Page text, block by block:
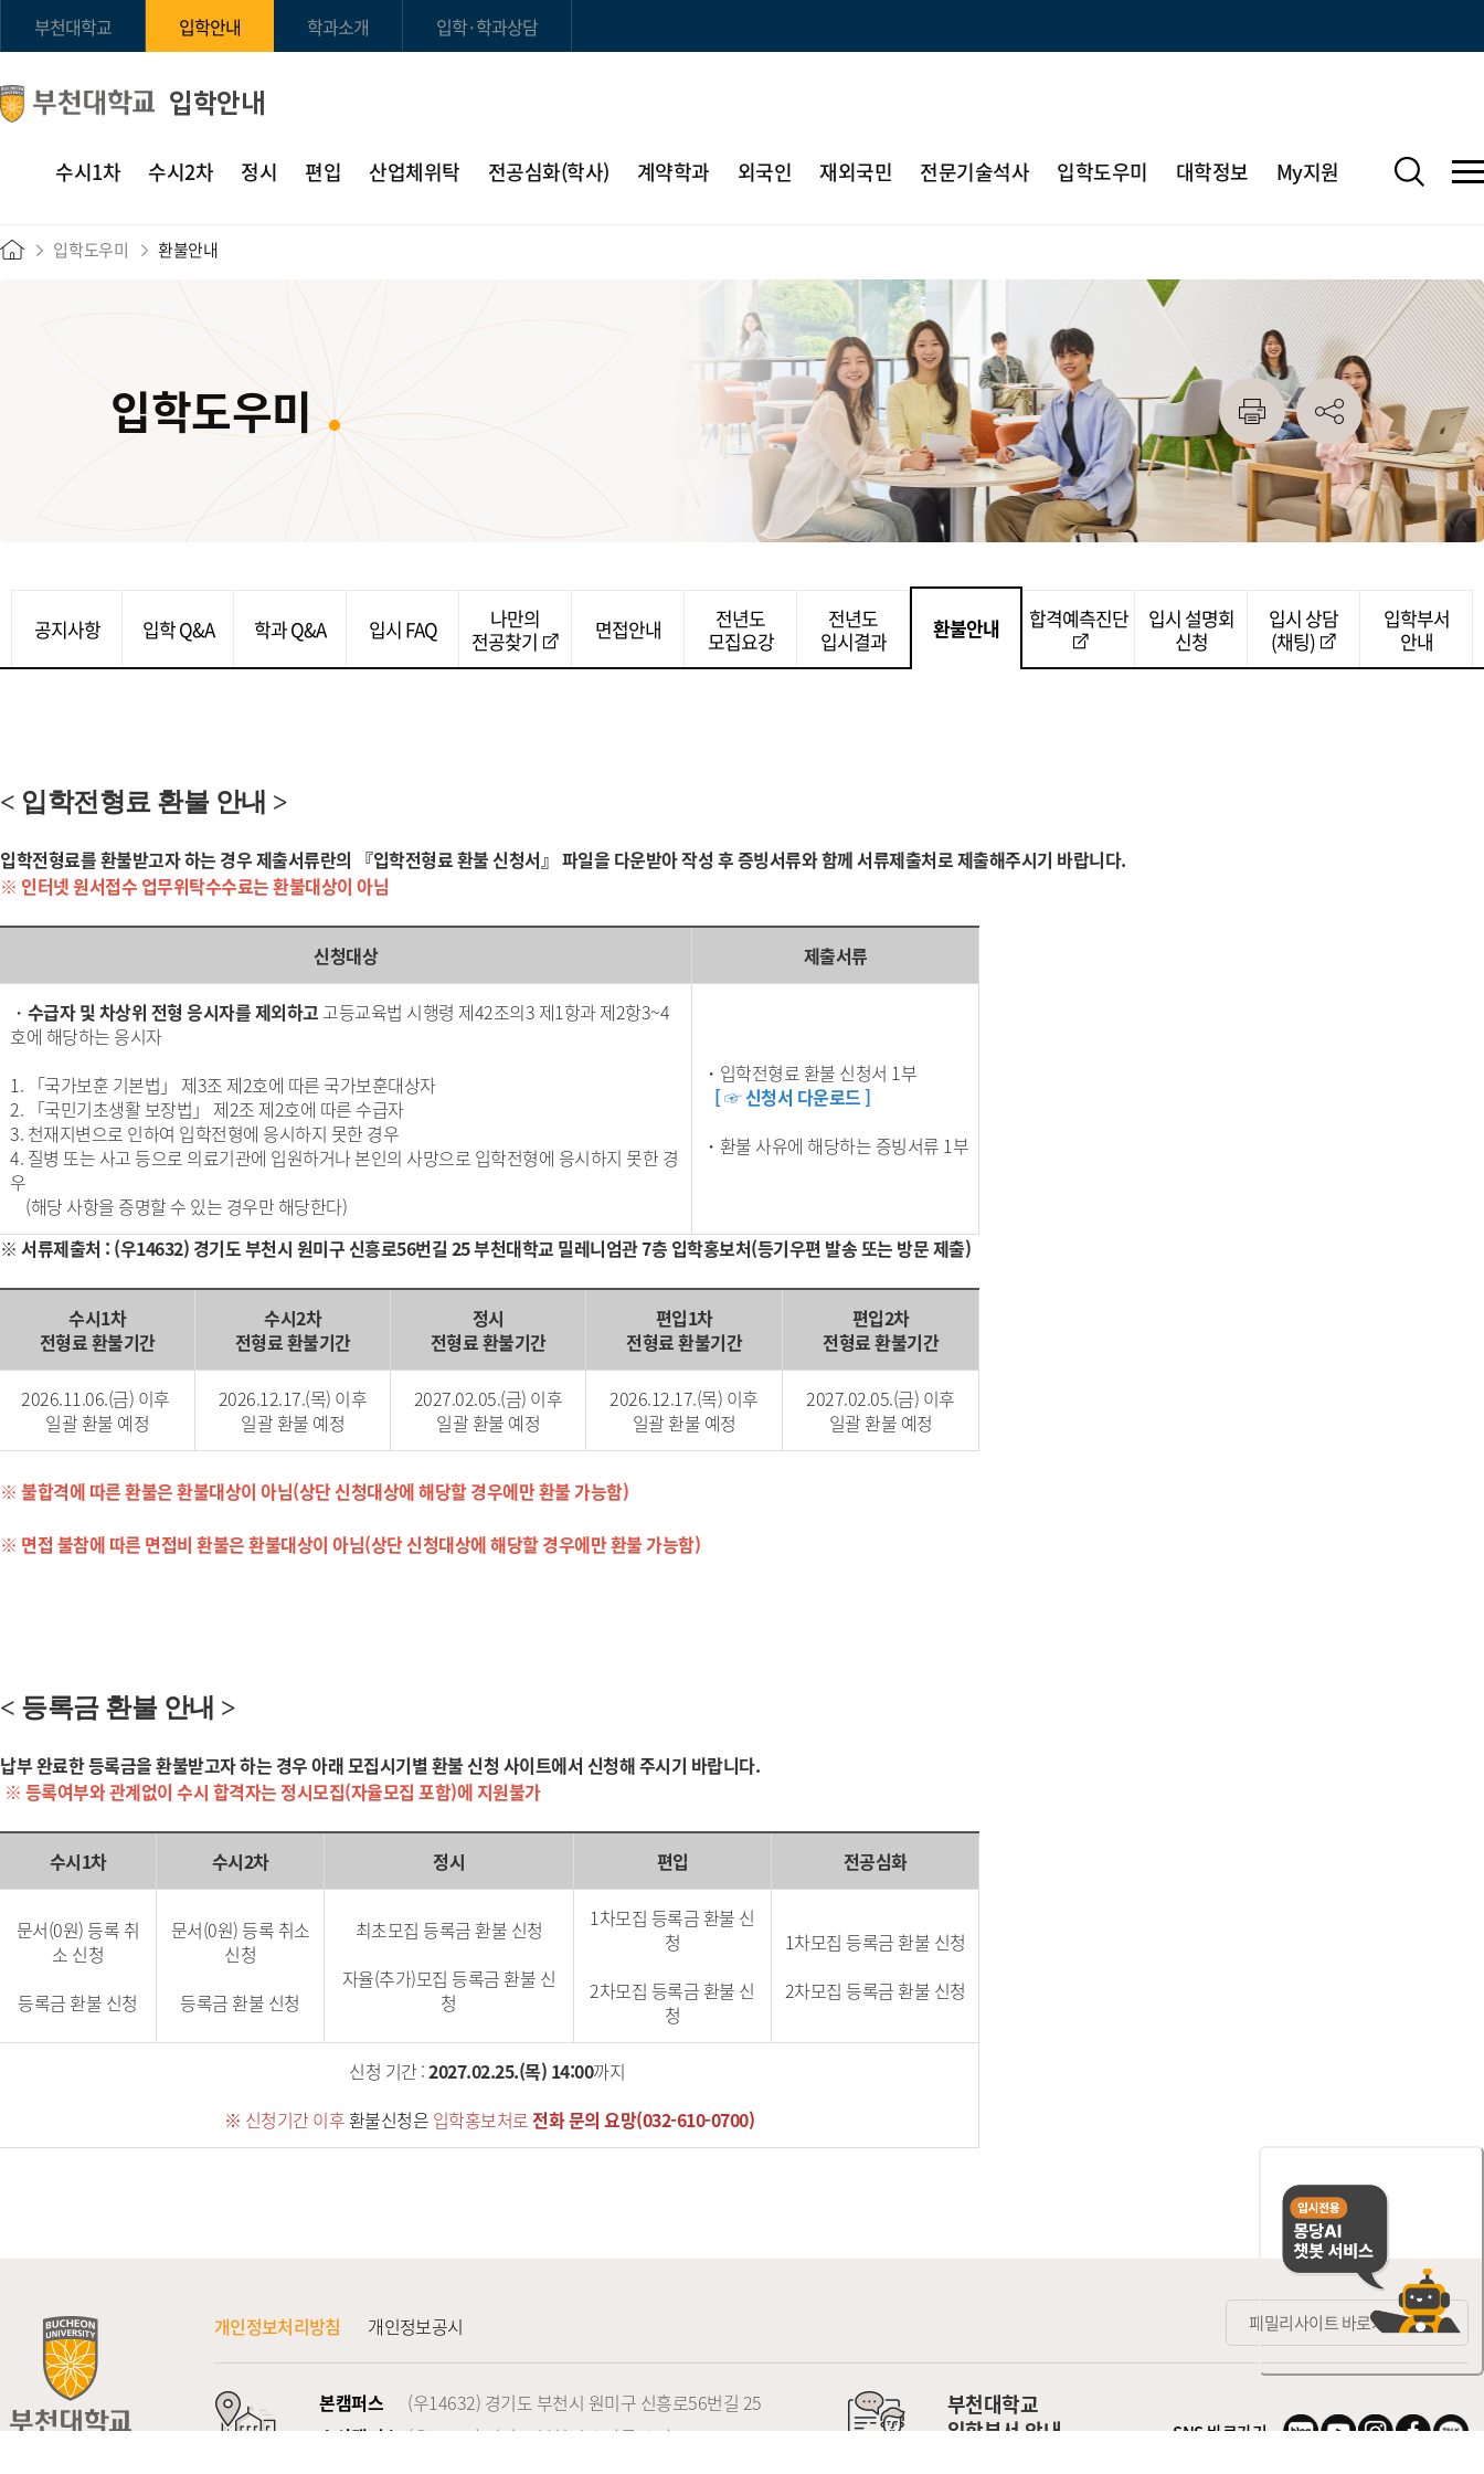
부천대학교 입학안내 학과소개 입학·학과상담
입학안내
수시1차 수시2차 정시 편입 산업체위탁 전공심화(학사) 계약학과 외국인 재외국민 전문기술석사 입학도우미 대학정보 My지원
입학도우미 환불안내
입학도우미
공지사항 입학 Q&A 학과 Q&A 입시 FAQ
나만의
전공찾기
면접안내
전년도
모집요강
전년도
입시결과
환불안내 합격예측진단
입시 설명회
신청
입시 상담
(채팅)
입학부서
안내
< 입학전형료 환불 안내 >
입학전형료를 환불받고자 하는 경우 제출서류란의 『입학전형료 환불 신청서』 파일을 다운받아 작성 후 증빙서류와 함께 서류제출처로 제출해주시기 바랍니다.
※ 인터넷 원서접수 업무위탁수수료는 환불대상이 아님
신청대상 제출서류
・ 수급자 및 차상위 전형 응시자를 제외하고 고등교육법 시행령 제42조의3 제1항과 제2항3~4
호에 해당하는 응시자
1. 「국가보훈 기본법」 제3조 제2호에 따른 국가보훈대상자
2. 「국민기초생활 보장법」 제2조 제2호에 따른 수급자
3. 천재지변으로 인하여 입학전형에 응시하지 못한 경우
4. 질병 또는 사고 등으로 의료기관에 입원하거나 본인의 사망으로 입학전형에 응시하지 못한 경
우
(해당 사항을 증명할 수 있는 경우만 해당한다)
・입학전형료 환불 신청서 1부
[ ☞ 신청서 다운로드 ]
・환불 사유에 해당하는 증빙서류 1부
※ 서류제출처 : (우14632) 경기도 부천시 원미구 신흥로56번길 25 부천대학교 밀레니엄관 7층 입학홍보처(등기우편 발송 또는 방문 제출)
수시1차
전형료 환불기간
수시2차
전형료 환불기간
정시
전형료 환불기간
편입1차
전형료 환불기간
편입2차
전형료 환불기간
2026.11.06.(금) 이후
일괄 환불 예정
2026.12.17.(목) 이후
일괄 환불 예정
2027.02.05.(금) 이후
일괄 환불 예정
2026.12.17.(목) 이후
일괄 환불 예정
2027.02.05.(금) 이후
일괄 환불 예정
※ 불합격에 따른 환불은 환불대상이 아님(상단 신청대상에 해당할 경우에만 환불 가능함)
※ 면접 불참에 따른 면접비 환불은 환불대상이 아님(상단 신청대상에 해당할 경우에만 환불 가능함)
< 등록금 환불 안내 >
납부 완료한 등록금을 환불받고자 하는 경우 아래 모집시기별 환불 신청 사이트에서 신청해 주시기 바랍니다.
※ 등록여부와 관계없이 수시 합격자는 정시모집(자율모집 포함)에지원불가
수시1차 수시2차 정시 편입 전공심화
문서(0원) 등록 취
소 신청
등록금 환불 신청
문서(0원) 등록 취소
신청
등록금 환불 신청
최초모집 등록금 환불 신청
자율(추가)모집 등록금 환불 신
청
1차모집 등록금 환불 신
청
2차모집 등록금 환불 신
청
1차모집 등록금 환불 신청
2차모집 등록금 환불 신청
신청 기간 :2027.02.25.(목) 14:00까지
※ 신청기간 이후 환불신청은 입학홍보처로전화 문의 요망(032-610-0700)
패밀리사이트 바로가기
SNS 바로가기
개인정보처리방침 개인정보공시
본캠퍼스
(우14632) 경기도 부천시 원미구 신흥로56번길 25
소사캠퍼스
(우14774) 경기도 부천시 소사구 소사로 56
부천대학교
입학부서 안내